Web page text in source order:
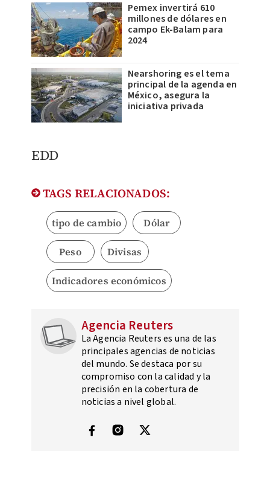
Pemex invertirá 610
millones de dólares en
campo Ek-Balam para
2024
Nearshoring es el tema
principal de la agenda en
México, asegura la
iniciativa privada
EDD
TAGS RELACIONADOS:
tipo de cambio Dólar
Peso Divisas
Indicadores económicos
Agencia Reuters
La Agencia Reuters es una de las
principales agencias de noticias
del mundo. Se destaca por su
compromiso con la calidad y la
precisión en la cobertura de
noticias a nivel global.